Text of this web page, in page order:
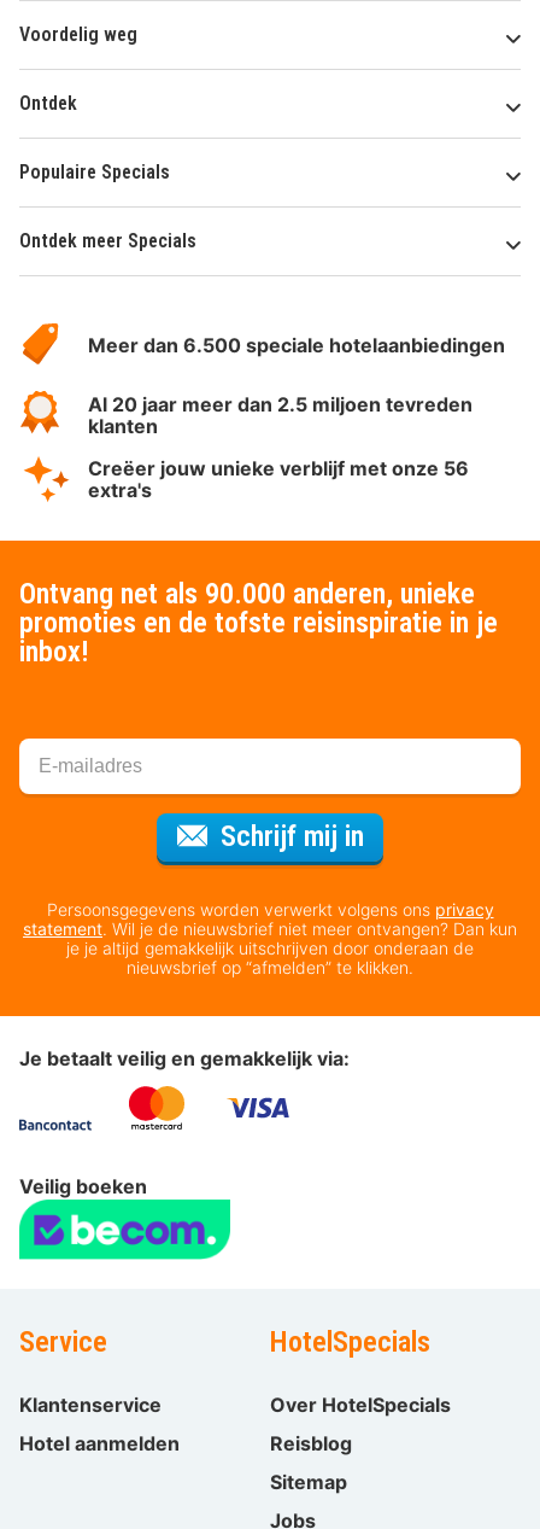
Voordelig weg
Ontdek
Populaire Specials
Ontdek meer Specials
HotelSpecials
Meer dan 6.500 speciale hotelaanbiedingen
Al 20 jaar meer dan 2.5 miljoen tevreden
klanten
Creëer jouw unieke verblijf met onze 56
extra's
Ontvang net als 90.000 anderen, unieke
promoties en de tofste reisinspiratie in je
inbox!
Schrijf mij in
Persoonsgegevens worden verwerkt volgens ons privacy
statement. Wil je de nieuwsbrief niet meer ontvangen? Dan kun
je je altijd gemakkelijk uitschrijven door onderaan de
nieuwsbrief op “afmelden” te klikken.
Je betaalt veilig en gemakkelijk via:
Veilig boeken
Service
Klantenservice
Hotel aanmelden
HotelSpecials
Over HotelSpecials
Reisblog
Sitemap
Jobs